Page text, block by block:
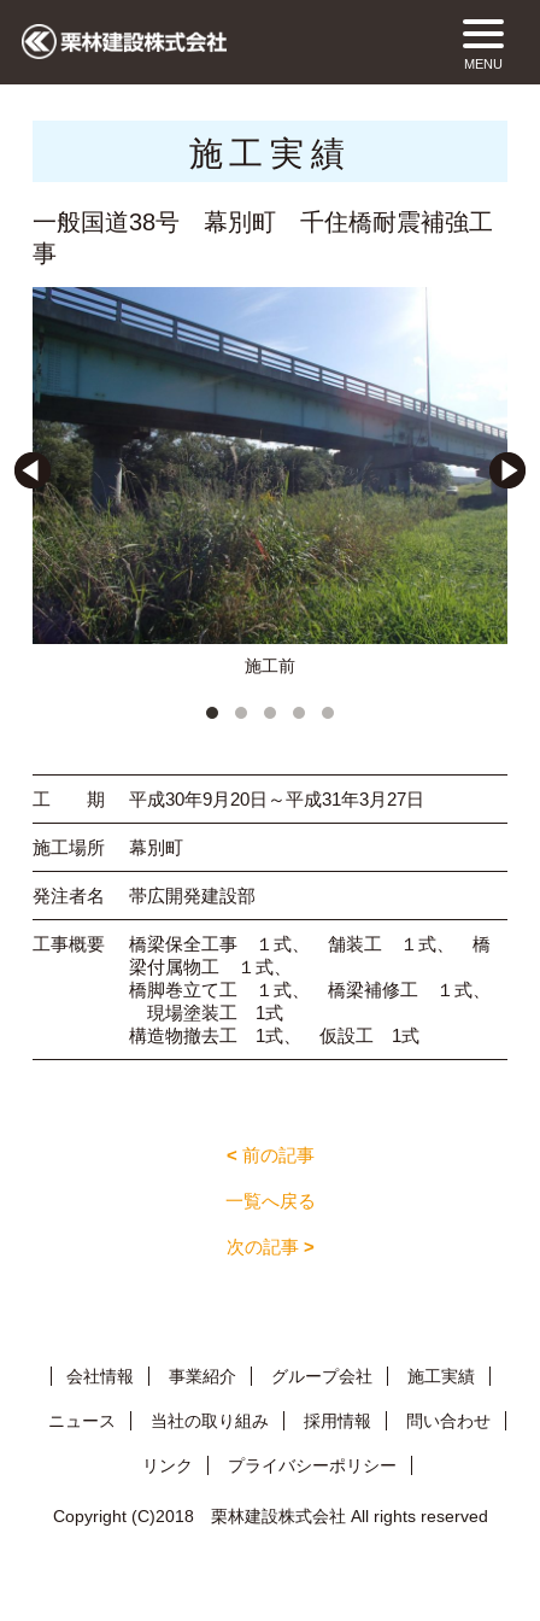
MENU
施工実績
一般国道38号 幕別町 千住橋耐震補強工
事
施工前
工 期 平成30年9月20日～平成31年3月27日
施工場所 幕別町
発注者名 帯広開発建設部
工事概要
橋梁保全工事 １式、 舗装工 １式、 橋
梁付属物工 １式、
橋脚巻立て工 １式、 橋梁補修工 １式、
現場塗装工 1式
構造物撤去工 1式、 仮設工 1式
< 前の記事
一覧へ戻る
次の記事>
会社情報 事業紹介 グループ会社 施工実績
ニュース 当社の取り組み 採用情報 問い合わせ
リンク プライバシーポリシー
Copyright (C)2018 栗林建設株式会社 All rights reserved